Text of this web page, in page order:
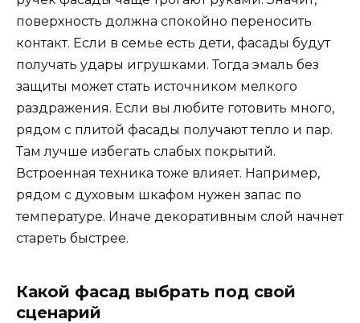
поверхность должна спокойно переносить
контакт. Если в семье есть дети, фасады будут
получать удары игрушками. Тогда эмаль без
защиты может стать источником мелкого
раздражения. Если вы любите готовить много,
рядом с плитой фасады получают тепло и пар.
Там лучше избегать слабых покрытий.
Встроенная техника тоже влияет. Например,
рядом с духовым шкафом нужен запас по
температуре. Иначе декоративным слой начнет
стареть быстрее.
Какой фасад выбрать под свой
сценарий